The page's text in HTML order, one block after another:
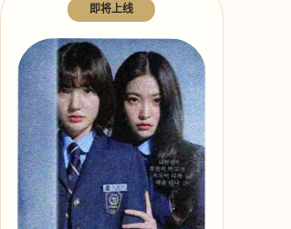
即将上线